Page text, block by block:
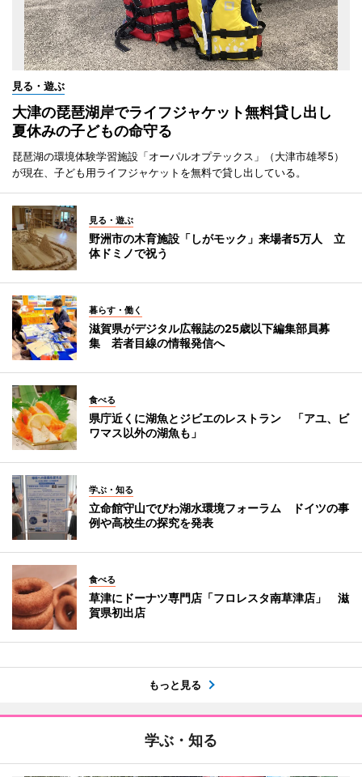
見る・遊ぶ
大津の琵琶湖岸でライフジャケット無料貸し出し
夏休みの子どもの命守る
琵琶湖の環境体験学習施設「オーパルオプテックス」（大津市雄琴5）
が現在、子ども用ライフジャケットを無料で貸し出している。
見る・遊ぶ
野洲市の木育施設「しがモック」来場者5万人 立
体ドミノで祝う
暮らす・働く
滋賀県がデジタル広報誌の25歳以下編集部員募
集 若者目線の情報発信へ
食べる
県庁近くに湖魚とジビエのレストラン 「アユ、ビ
ワマス以外の湖魚も」
学ぶ・知る
立命館守山でびわ湖水環境フォーラム ドイツの事
例や高校生の探究を発表
食べる
草津にドーナツ専門店「フロレスタ南草津店」 滋
賀県初出店
もっと見る
学ぶ・知る